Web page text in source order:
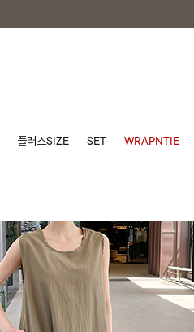
플러스SIZE SET WRAPNTIE